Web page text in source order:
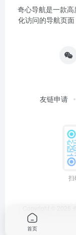
奇心导航是一款
化访问的导航页
友链申请
扫
首页